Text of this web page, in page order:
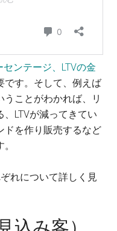
ンテージ、LTVの金
です。そして、例えば
うことがわかれば、リ
LTVが減ってきてい
ドを作り販売するなど
れについて詳しく見